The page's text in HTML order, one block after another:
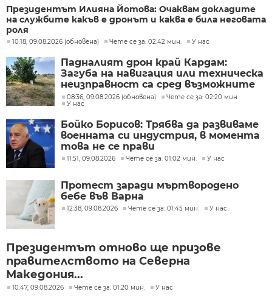
Президентът Илияна Йотова: Очаквам докладите
на службите какъв е дронът и каква е била неговата
роля
10:18, 09.08.2026 (обновена) Чете се за: 02:42 мин. У нас
Падналият дрон край Кардам:
Загуба на навигация или техническа
неизправност са сред възможните
причини
08:36, 09.08.2026 (обновена)
Чете се за: 02:20 мин.
У нас
Бойко Борисов: Трябва да развиваме
военната си индустрия, в момента
това не се прави
11:51, 09.08.2026 Чете се за: 01:02 мин. У нас
Протест заради мъртвородено
бебе във Варна
12:38, 09.08.2026 Чете се за: 01:45 мин. У нас
Президентът отново ще призове
правителството на Северна
Македония...
10:47, 09.08.2026 Чете се за: 01:20 мин. У нас